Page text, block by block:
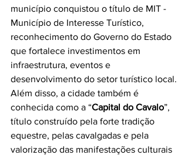
município conquistou o título de MIT -
Município de Interesse Turístico,
reconhecimento do Governo do Estado
que fortalece investimentos em
infraestrutura, eventos e
desenvolvimento do setor turístico local.
Além disso, a cidade também é
conhecida como a “Capital do Cavalo”,
título construído pela forte tradição
equestre, pelas cavalgadas e pela
valorização das manifestações culturais